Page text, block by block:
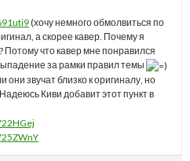
(хочу немного обмолвиться по
а скорее кавер. Почему я
Потому что кавер мне понравился
за рамки правил темы
они звучат близко к оригиналу, но
Киви добавит этот пункт в